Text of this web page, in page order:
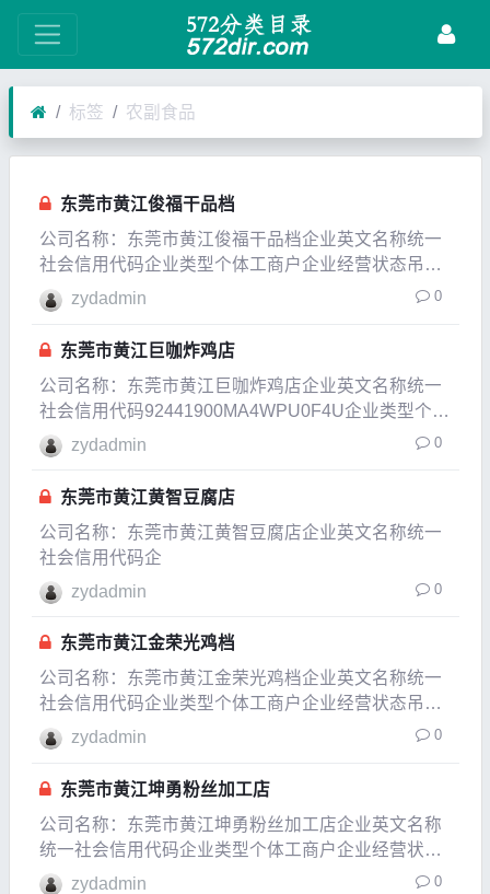
标签 农副食品
东莞市黄江俊福干品档
公司名称：东莞市黄江俊福干品档企业英文名称统一
社会信用代码企业类型个体工商户企业经营状态吊
销，未注销企业成立日期2005-10-31成立日期2012-
08-24法定代表人郑俊福注册资本0.05万人民币实缴资
本参保人数公司规模经营范围零售：干
zydadmin 0
东莞市黄江巨咖炸鸡店
公司名称：东莞市黄江巨咖炸鸡店企业英文名称统一
社会信用代码92441900MA4WPU0F4U企业类型个体
工商户企业经营状态在业企业成立日期2017-06-20成
立日期2017-06-20法定代表人周国珍注册资本0.0001
万人民币实缴资本
zydadmin 0
东莞市黄江黄智豆腐店
公司名称：东莞市黄江黄智豆腐店企业英文名称统一
社会信用代码企
zydadmin
0
东莞市黄江金荣光鸡档
公司名称：东莞市黄江金荣光鸡档企业英文名称统一
社会信用代码企业类型个体工商户企业经营状态吊
销，未注销企业成立日期2005-11-09成立日期2008-
12-15法定代表人李金荣注册资本0.05万人民币实缴资
本参保人数公司规模经营范围家禽零售
zydadmin 0
东莞市黄江坤勇粉丝加工店
公司名称：东莞市黄江坤勇粉丝加工店企业英文名称
统一社会信用代码企业类型个体工商户企业经营状态
注销企业成立日期2003-04-11成立日期2012-05-
zydadmin 0